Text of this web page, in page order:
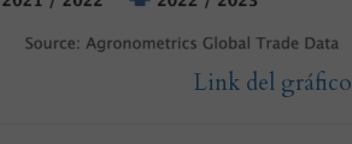
Link del gráfico